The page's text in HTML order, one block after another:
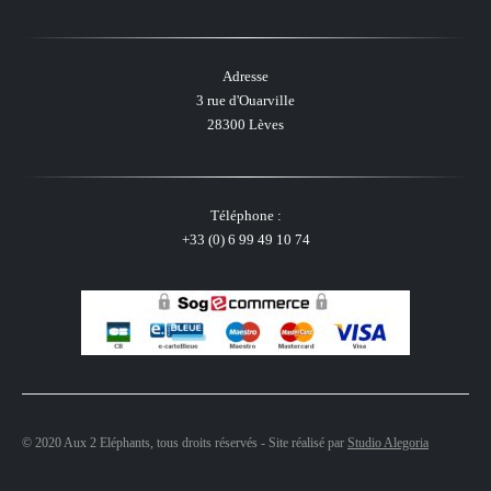
Adresse
3 rue d'Ouarville
28300 Lèves
Téléphone :
+33 (0) 6 99 49 10 74
© 2020 Aux 2 Eléphants, tous droits réservés - Site réalisé par Studio Alegoria